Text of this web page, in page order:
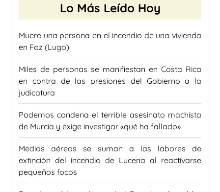
Lo Más Leído Hoy
Muere una persona en el incendio de una vivienda
en Foz (Lugo)
Miles de personas se manifiestan en Costa Rica
en contra de las presiones del Gobierno a la
judicatura
Podemos condena el terrible asesinato machista
de Murcia y exige investigar «qué ha fallado»
Medios aéreos se suman a las labores de
extinción del incendio de Lucena al reactivarse
pequeños focos